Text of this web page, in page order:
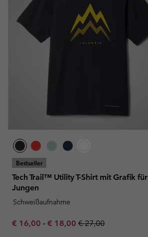
Bestseller
Tech Trail™ Utility T-Shirt mit Grafik für
Jungen
Schweißaufnahme
Minimum sale price:
€ 16,00 - Maximum sale price:
€ 18,00 Regular price:
€ 27,00